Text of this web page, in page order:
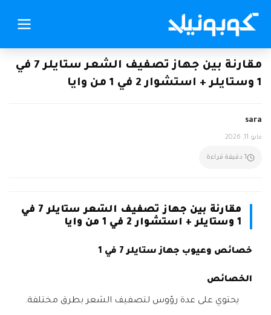
مقارنة بين جهاز تصفيف الشعر ستايلر 7 في
1 وستايلر + استشوار 2 في 1 من وايا
sara
مايو 11, 2026
1 دقيقة قراءة
مقارنة بين جهاز تصفيف الشعر ستايلر 7 في
1 وستايلر + استشوار 2 في 1 من وايا
خصائص وعيوب جهاز ستايلر 7 في 1
الخصائص
يحتوي على عدة رؤوس لتصفيف الشعر بطرق مختلفة.